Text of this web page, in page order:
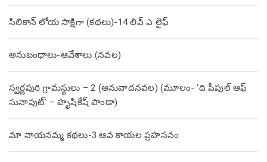
సిలికాన్ లోయ సాక్షిగా (కథలు)-14 లివ్ ఎ లైఫ్
అనుబంధాలు-ఆవేశాలు (నవల)
స్వర్ణపురి గ్రామస్థులు – 2 (అనువాదనవల) (మూలం- ‘ది పీపుల్ ఆఫ్
సునాపుట్’ – హృషికేష్ పాండా)
మా నాయనమ్మ కథలు-3 ఆవ కాయల ప్రహసనం